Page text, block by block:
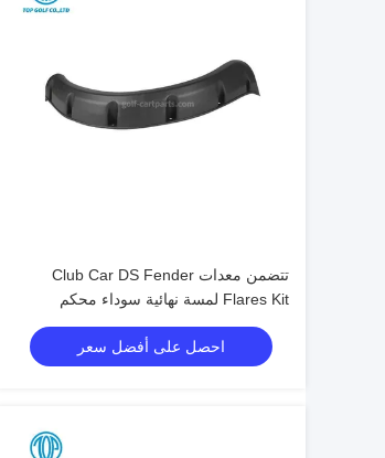
تتضمن معدات Club Car DS Fender
Flares Kit لمسة نهائية سوداء محكم
احصل على أفضل سعر